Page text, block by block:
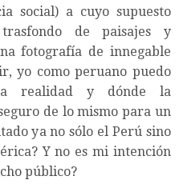
social) a cuyo supuesto
de paisajes y
fotografía de innegable
yo como peruano puedo
realidad y dónde la
de lo mismo para un
ya no sólo el Perú sino
Y no es mi intención
público?